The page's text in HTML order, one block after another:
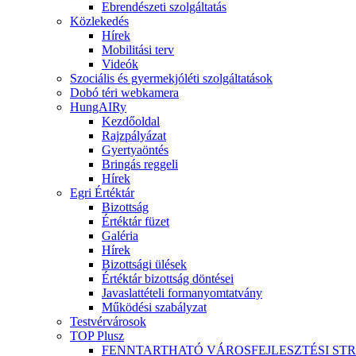
Ebrendészeti szolgáltatás
Közlekedés
Hírek
Mobilitási terv
Videók
Szociális és gyermekjóléti szolgáltatások
Dobó téri webkamera
HungAIRy
Kezdőoldal
Rajzpályázat
Gyertyaöntés
Bringás reggeli
Hírek
Egri Értéktár
Bizottság
Értéktár füzet
Galéria
Hírek
Bizottsági ülések
Értéktár bizottság döntései
Javaslattételi formanyomtatvány
Működési szabályzat
Testvérvárosok
TOP Plusz
FENNTARTHATÓ VÁROSFEJLESZTÉSI